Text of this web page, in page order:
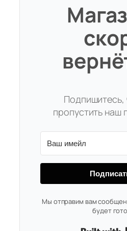
Подпишитесь,
пропустить наш
Мы отправим вам
будет